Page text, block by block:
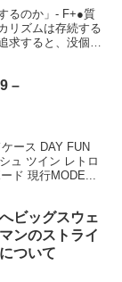
るのか」- F+●質
リズムは存続する
すると、没個性
–
ース DAY FUN
ュ ツイン レトロ
ド 現行MODE...
ビッグスウェ
ンのストライ
ついて